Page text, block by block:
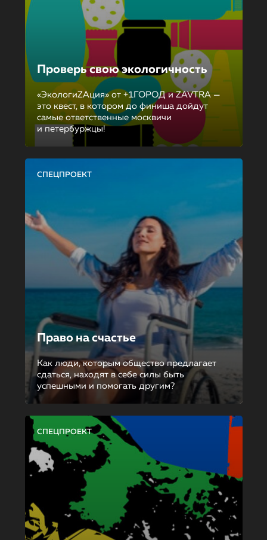
Проверь свою экологичность
«ЭкологиZAция» от +1ГОРОД и ZAVTRA —
это квест, в котором до финиша дойдут
самые ответственные москвичи
и петербуржцы!
СПЕЦПРОЕКТ
Право на счастье
Как люди, которым общество предлагает
сдаться, находят в себе силы быть
успешными и помогать другим?
СПЕЦПРОЕКТ